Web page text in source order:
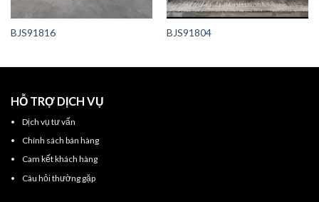
BJS91816 BJS91804
HỖ TRỢ DỊCH VỤ
Dịch vụ tư vấn
Chính sách bán hàng
Cam kết khách hàng
Câu hỏi thường gặp